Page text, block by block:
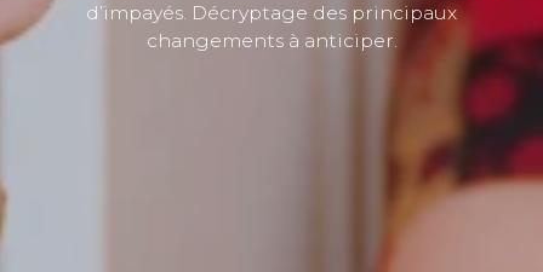
d’impayés. Décryptage des principaux
changements à anticiper.